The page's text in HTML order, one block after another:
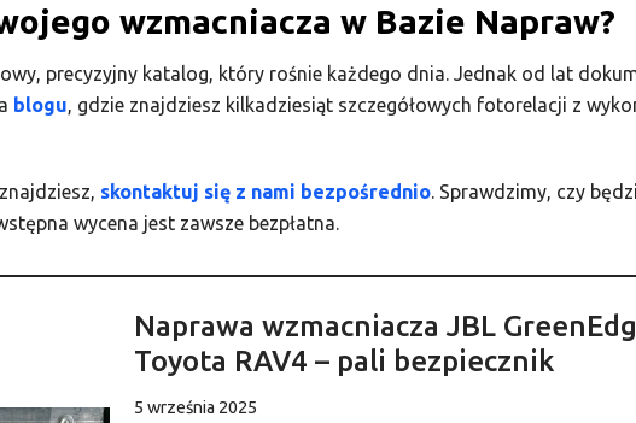
wzmacniacza w Bazie Napraw?
precyzyjny katalog, który rośnie każdego dnia. Jednak od lat
blogu , gdzie znajdziesz kilkadziesiąt szczegółowych fotorelacji z
skontaktuj się z nami bezpośrednio . Sprawdzimy, czy
wycena jest zawsze bezpłatna.
Naprawa wzmacniacza JBL
Toyota RAV4 – pali bezpiecznik
5 września 2025